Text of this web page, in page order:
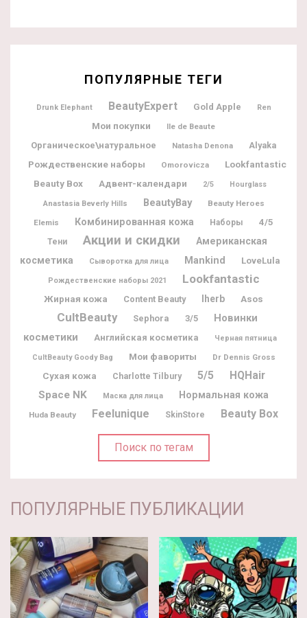
ПОПУЛЯРНЫЕ ТЕГИ
Drunk Elephant BeautyExpert Gold Apple Ren
Мои покупки Ile de Beaute
Органическое\натуральное Natasha Denona Alyaka
Рождественские наборы Omorovicza
Lookfantastic
Beauty Box
Адвент-календари 2/5 Hourglass
Anastasia Beverly Hills BeautyBay
Beauty Heroes
Elemis
Комбинированная кожа Наборы 4/5
Тени Акции и скидки
Американская
косметика
Сыворотка для лица Mankind LoveLula
Рождественские наборы 2021 Lookfantastic
Жирная кожа Content Beauty Iherb Asos
CultBeauty Sephora 3/5
Новинки
косметики
Английская косметика Черная пятница
CultBeauty Goody Bag Мои фавориты Dr Dennis Gross
Сухая кожа Charlotte Tilbury 5/5
HQHair
Space NK
Маска для лица Нормальная кожа
Huda Beauty Feelunique SkinStore Beauty Box
Поиск по тегам
ПОПУЛЯРНЫЕ ПУБЛИКАЦИИ